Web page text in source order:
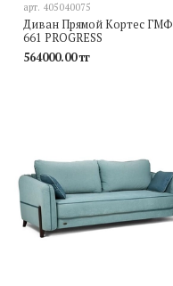
арт. 405040075
Диван Прямой Кортес ГМФ
661 PROGRESS
564000.00 тг